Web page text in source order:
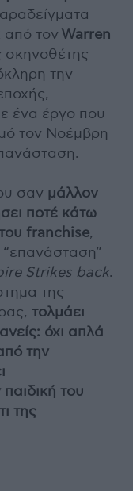
από τον Warren
σκηνοθέτης
την
ένα έργο που
τον Νοέμβρη
σαν μάλλον
ποτέ κάτω
franchise,
“επανάσταση”
Strikes back.
της
τολμάει
όχι απλά
την
του
της